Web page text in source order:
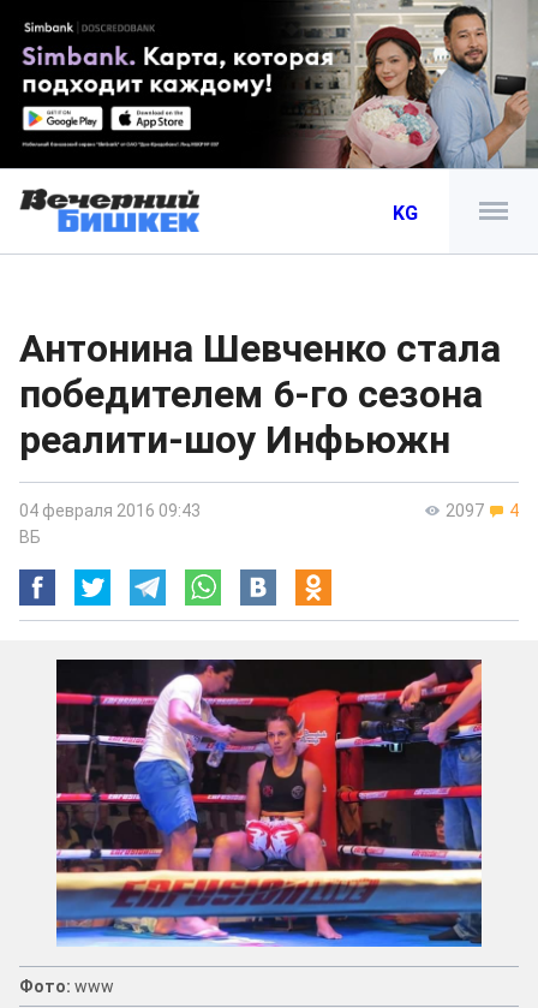
KG
Антонина Шевченко стала
победителем 6-го сезона
реалити-шоу Инфьюжн
2097 4
04 февраля 2016 09:43
ВБ
Фото: www